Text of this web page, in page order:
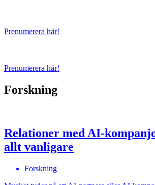
Prenumerera här!
Prenumerera här!
Forskning
Relationer med AI-
allt vanligare
Forskning